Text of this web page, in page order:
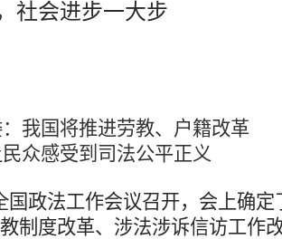
社会进步一大步
我国将推进劳教、户籍改革
众感受到司法公平正义
国政法工作会议召开，会上确
制度改革、涉法涉诉信访工作